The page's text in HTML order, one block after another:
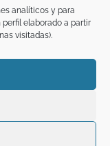
analíticos y para
elaborado a partir
visitadas).
de propiedad
titular o tiene la